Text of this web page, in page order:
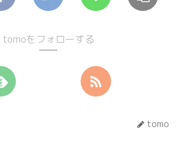
tomoをフォローする
tomo